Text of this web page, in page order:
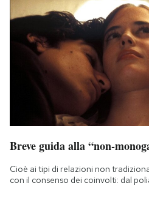
Breve guida alla “non-
Cioè ai tipi di relazioni non
con il consenso dei coinvolti: dal